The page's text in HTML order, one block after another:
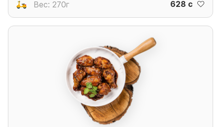
Вес: 270г 628 c